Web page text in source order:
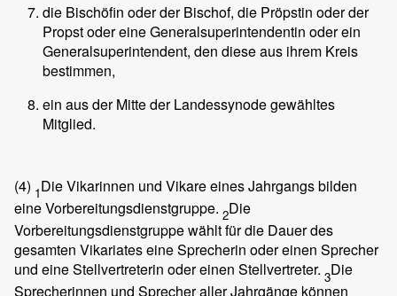
die Bischöfin oder der Bischof, die Pröpstin oder der
Propst oder eine Generalsuperintendentin oder ein
Generalsuperintendent, den diese aus ihrem Kreis
bestimmen,
ein aus der Mitte der Landessynode gewähltes
Mitglied.
(4) 1Die Vikarinnen und Vikare eines Jahrgangs bilden
eine Vorbereitungsdienstgruppe. 2Die
Vorbereitungsdienstgruppe wählt für die Dauer des
gesamten Vikariates eine Sprecherin oder einen Sprecher
und eine Stellvertreterin oder einen Stellvertreter. 3Die
Sprecherinnen und Sprecher aller Jahrgänge können